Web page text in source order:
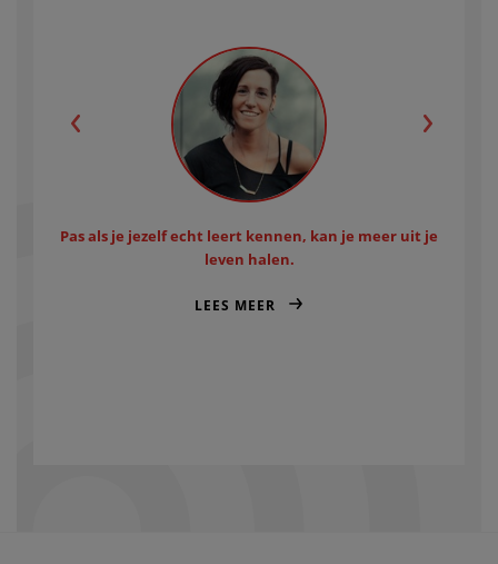
Pas als je jezelf echt leert kennen, kan je meer uit je
leven halen.
LEES MEER